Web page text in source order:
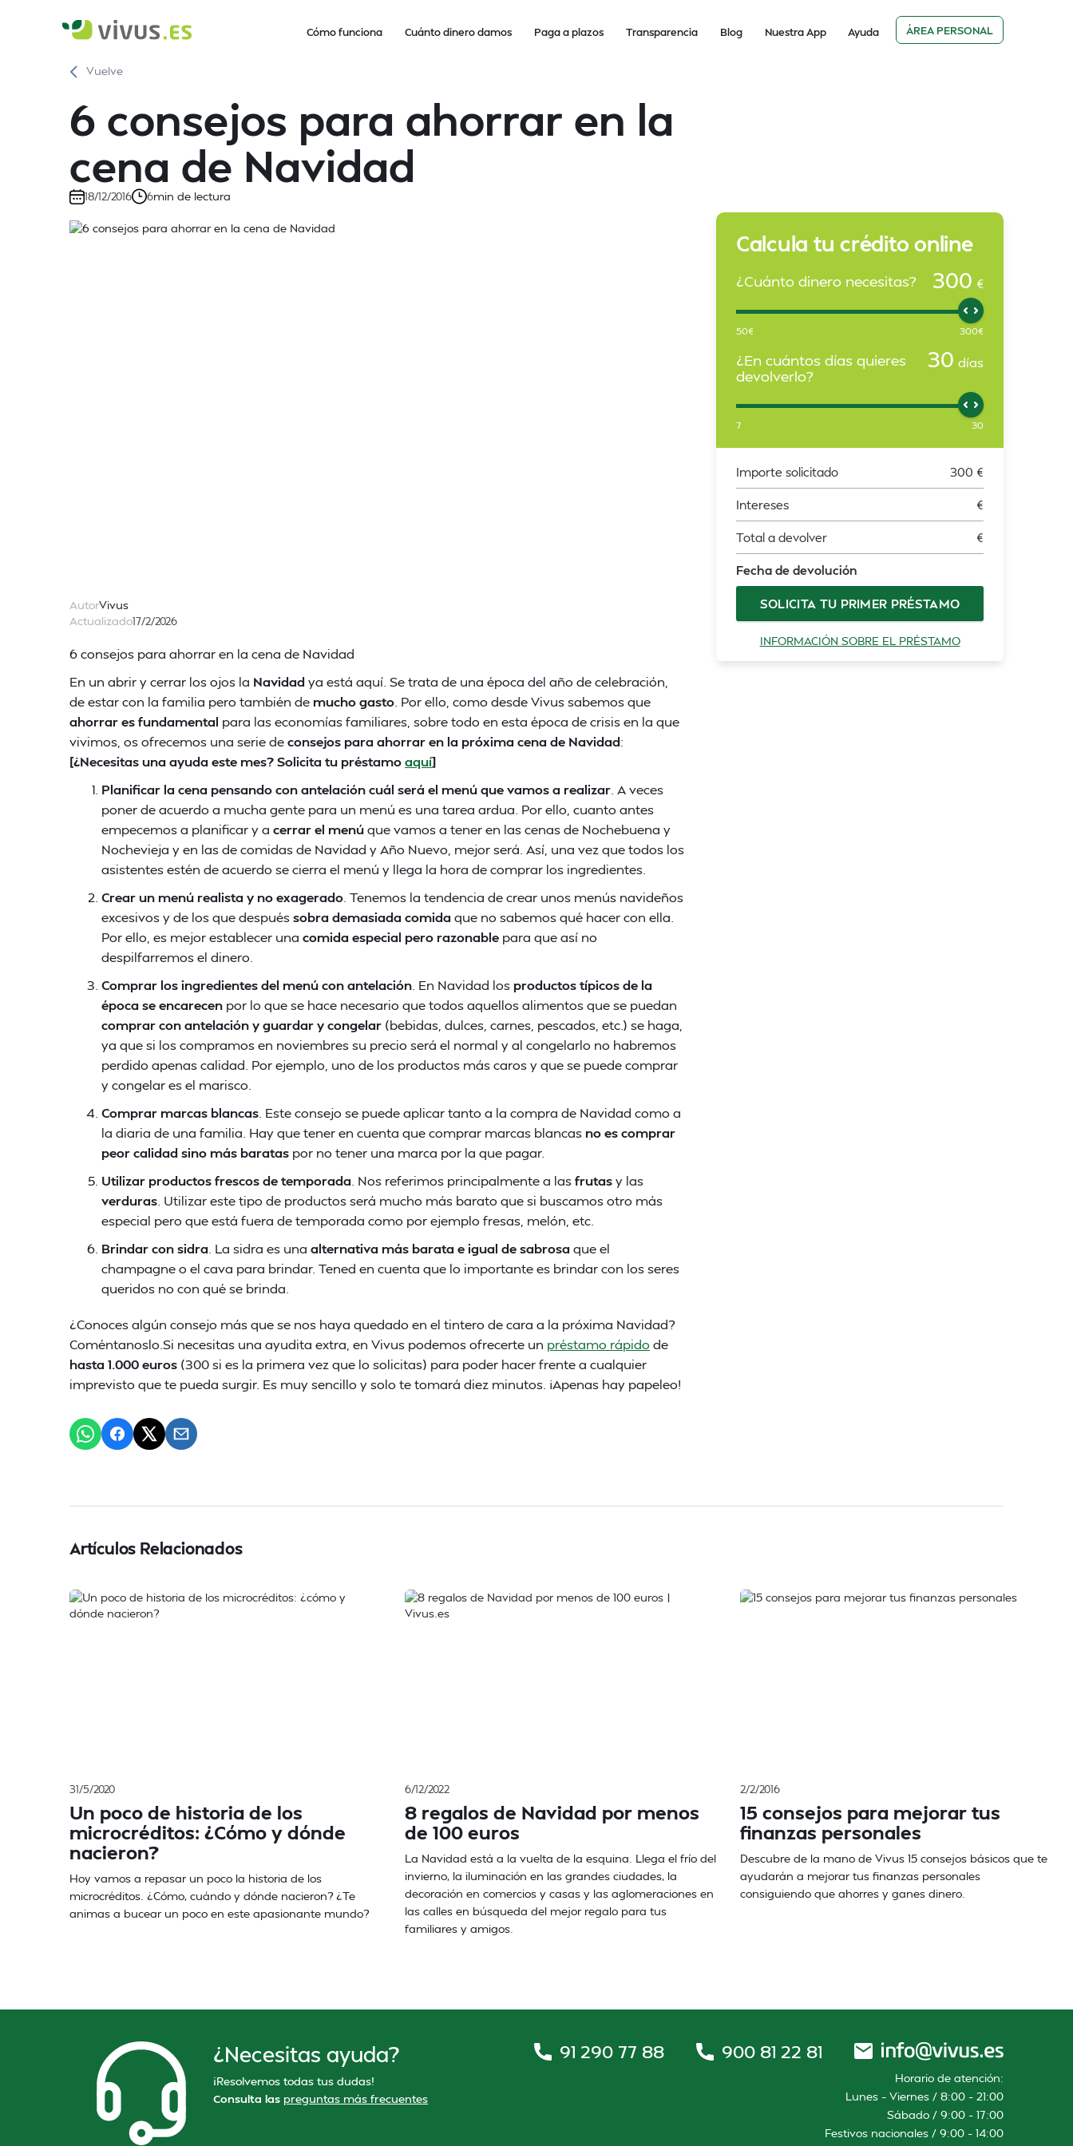
Cómo funciona Cuánto dinero damos Paga a plazos Transparencia Blog Nuestra App Ayuda ÁREA PERSONAL
Vuelve
6 consejos para ahorrar en la
cena de Navidad
18/12/2016 6min de lectura
AutorVivus
Actualizado17/2/2026
6 consejos para ahorrar en la cena de Navidad
En un abrir y cerrar los ojos la Navidad ya está aquí. Se trata de una época del año de celebración,
de estar con la familia pero también de mucho gasto . Por ello, como desde Vivus sabemos que
ahorrar es fundamental para las economías familiares, sobre todo en esta época de crisis en la que
vivimos, os ofrecemos una serie deconsejos para ahorrar en la próxima cena de Navidad:
[¿Necesitas una ayuda este mes? Solicita tu préstamoaquí]
Planificar la cena pensando con antelación cuál será el menú que vamos a realizar . A veces
poner de acuerdo a mucha gente para un menú es una tarea ardua. Por ello, cuanto antes
empecemos a planificar y a cerrar el menúque vamos a tener en las cenas de Nochebuena y
Nochevieja y en las de comidas de Navidad y Año Nuevo, mejor será. Así, una vez que todos los
asistentes estén de acuerdo se cierra el menú y llega la hora de comprar los ingredientes.
Crear un menú realista y no exagerado . Tenemos la tendencia de crear unos menús navideños
excesivos y de los que despuéssobra demasiada comida que no sabemos qué hacer con ella.
Por ello, es mejor establecer una comida especial pero razonable para que así no
despilfarremos el dinero.
Comprar los ingredientes del menú con antelación . En Navidad los productos típicos de la
época se encarecen por lo que se hace necesario que todos aquellos alimentos que se puedan
comprar con antelación y guardar y congelar (bebidas, dulces, carnes, pescados, etc.) se haga,
ya que si los compramos en noviembres su precio será el normal y al congelarlo no habremos
perdido apenas calidad. Por ejemplo, uno de los productos más caros y que se puede comprar
y congelar es el marisco.
Comprar marcas blancas . Este consejo se puede aplicar tanto a la compra de Navidad como a
la diaria de una familia. Hay que tener en cuenta que comprar marcas blancas no es comprar
peor calidad sino más baratas por no tener una marca por la que pagar.
Utilizar productos frescos de temporada . Nos referimos principalmente a lasfrutasy las
verduras . Utilizar este tipo de productos será mucho más barato que si buscamos otro más
especial pero que está fuera de temporada como por ejemplo fresas, melón, etc.
Brindar con sidra . La sidra es una alternativa más barata e igual de sabrosa que el
champagne o el cava para brindar. Tened en cuenta que lo importante es brindar con los seres
queridos no con qué se brinda.
¿Conoces algún consejo más que se nos haya quedado en el tintero de cara a la próxima Navidad?
Coméntanoslo.Si necesitas una ayudita extra, en Vivus podemos ofrecerte un préstamo rápido de
hasta 1.000 euros (300 si es la primera vez que lo solicitas) para poder hacer frente a cualquier
imprevisto que te pueda surgir. Es muy sencillo y solo te tomará diez minutos. ¡Apenas hay papeleo!
Calcula tu crédito online
¿Cuánto dinero necesitas? 300 €
50€ 300€
¿En cuántos días quieres
devolverlo?
30 días
7 30
Importe solicitado 300 €
Intereses €
Total a devolver €
Fecha de devolución
SOLICITA TU PRIMER PRÉSTAMO
INFORMACIÓN SOBRE EL PRÉSTAMO
Artículos Relacionados
31/5/2020
Un poco de historia de los
microcréditos: ¿Cómo y dónde
nacieron?
Hoy vamos a repasar un poco la historia de los
microcréditos. ¿Cómo, cuándo y dónde nacieron? ¿Te
animas a bucear un poco en este apasionante mundo?
6/12/2022
8 regalos de Navidad por menos
de 100 euros
La Navidad está a la vuelta de la esquina. Llega el frío del
invierno, la iluminación en las grandes ciudades, la
decoración en comercios y casas y las aglomeraciones en
las calles en búsqueda del mejor regalo para tus
familiares y amigos.
2/2/2016
15 consejos para mejorar tus
finanzas personales
Descubre de la mano de Vivus 15 consejos básicos que te
ayudarán a mejorar tus finanzas personales
consiguiendo que ahorres y ganes dinero.
¿Necesitas ayuda?
¡Resolvemos todas tus dudas!
Consulta las preguntas más frecuentes
91 290 77 88 900 81 22 81
Horario de atención:
Lunes – Viernes / 8:00 – 21:00
Sábado / 9:00 – 17:00
Festivos nacionales / 9:00 – 14:00